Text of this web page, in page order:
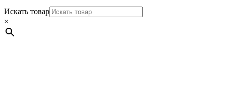
Искать товар
×